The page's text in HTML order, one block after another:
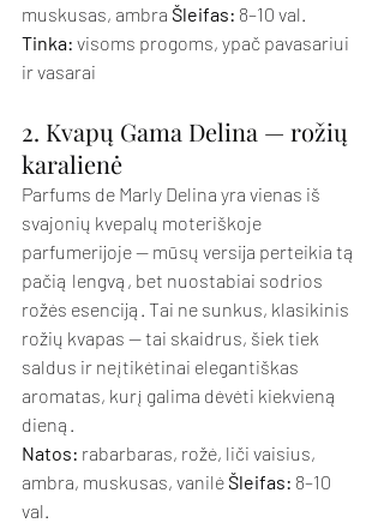
muskusas, ambra Šleifas: 8–10 val.
Tinka: visoms progoms, ypač pavasariui
ir vasarai
2. Kvapų Gama Delina — rožių
karalienė
Parfums de Marly Delina yra vienas iš
svajonių kvepalų moteriškoje
parfumerijoje — mūsų versija perteikia tą
pačią lengvą, bet nuostabiai sodrios
rožės esenciją. Tai ne sunkus, klasikinis
rožių kvapas — tai skaidrus, šiek tiek
saldus ir neįtikėtinai elegantiškas
aromatas, kurį galima dėvėti kiekvieną
dieną.
Natos: rabarbaras, rožė, liči vaisius,
ambra, muskusas, vanilė Šleifas: 8–10
val.